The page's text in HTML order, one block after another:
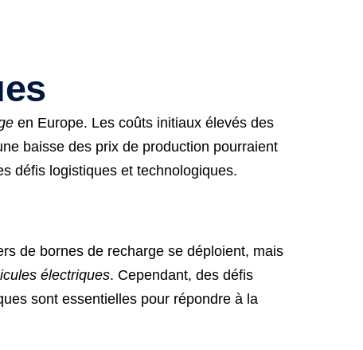
en Europe. Les coûts initiaux élevés des
baisse des prix de production pourraient
défis logistiques et technologiques.
de bornes de recharge se déploient, mais
électriques. Cependant, des défis
sont essentielles pour répondre à la